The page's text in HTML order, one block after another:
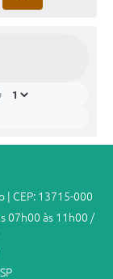
| CEP: 13715-000
07h00 às 11h00 /